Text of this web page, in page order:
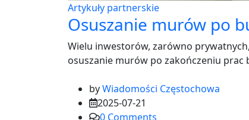
Artykuły partnerskie
Osuszanie murów po
Wielu inwestorów, zarówno
osuszanie murów po zakończeniu
byWiadomości Częstochowa
2025-07-21
0 Comments